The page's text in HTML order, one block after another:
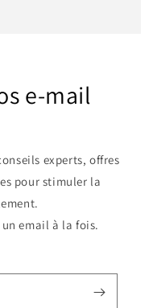
e-mail
experts, offres
pour stimuler la
un email à la fois.